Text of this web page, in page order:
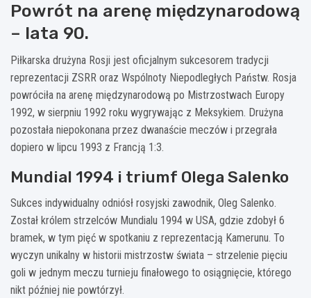
Powrót na arenę międzynarodową
– lata 90.
Piłkarska drużyna Rosji jest oficjalnym sukcesorem tradycji
reprezentacji ZSRR oraz Wspólnoty Niepodległych Państw. Rosja
powróciła na arenę międzynarodową po Mistrzostwach Europy
1992, w sierpniu 1992 roku wygrywając z Meksykiem. Drużyna
pozostała niepokonana przez dwanaście meczów i przegrała
dopiero w lipcu 1993 z Francją 1:3.
Mundial 1994 i triumf Olega Salenko
Sukces indywidualny odniósł rosyjski zawodnik, Oleg Salenko.
Został królem strzelców Mundialu 1994 w USA, gdzie zdobył 6
bramek, w tym pięć w spotkaniu z reprezentacją Kamerunu. To
wyczyn unikalny w historii mistrzostw świata – strzelenie pięciu
goli w jednym meczu turnieju finałowego to osiągnięcie, którego
nikt później nie powtórzył.